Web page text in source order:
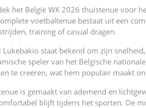
het België WK 2026 thuistenue voor
voetbaltenue bestaat uit een
training of casual dragen.
Lukebakio staat bekend om zijn
speler van het Belgische
te creëren, wat hem populair maakt
is gemaakt van ademend en
blijft tijdens het sporten. De